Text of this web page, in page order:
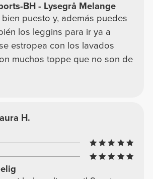
BH - Lysegrå Melange
puesto y, además puedes
los leggins para ir ya a
estropea con los lavados
muchos toppe que no son de
H.